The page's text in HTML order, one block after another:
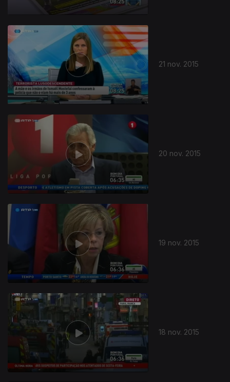
21 nov. 2015
20 nov. 2015
19 nov. 2015
18 nov. 2015
214054